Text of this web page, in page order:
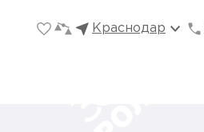
Краснодар